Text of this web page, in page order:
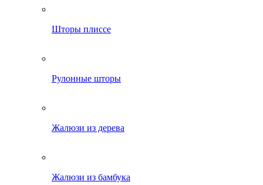
Шторы плиссе
Рулонные шторы
Жалюзи из дерева
Жалюзи из бамбука